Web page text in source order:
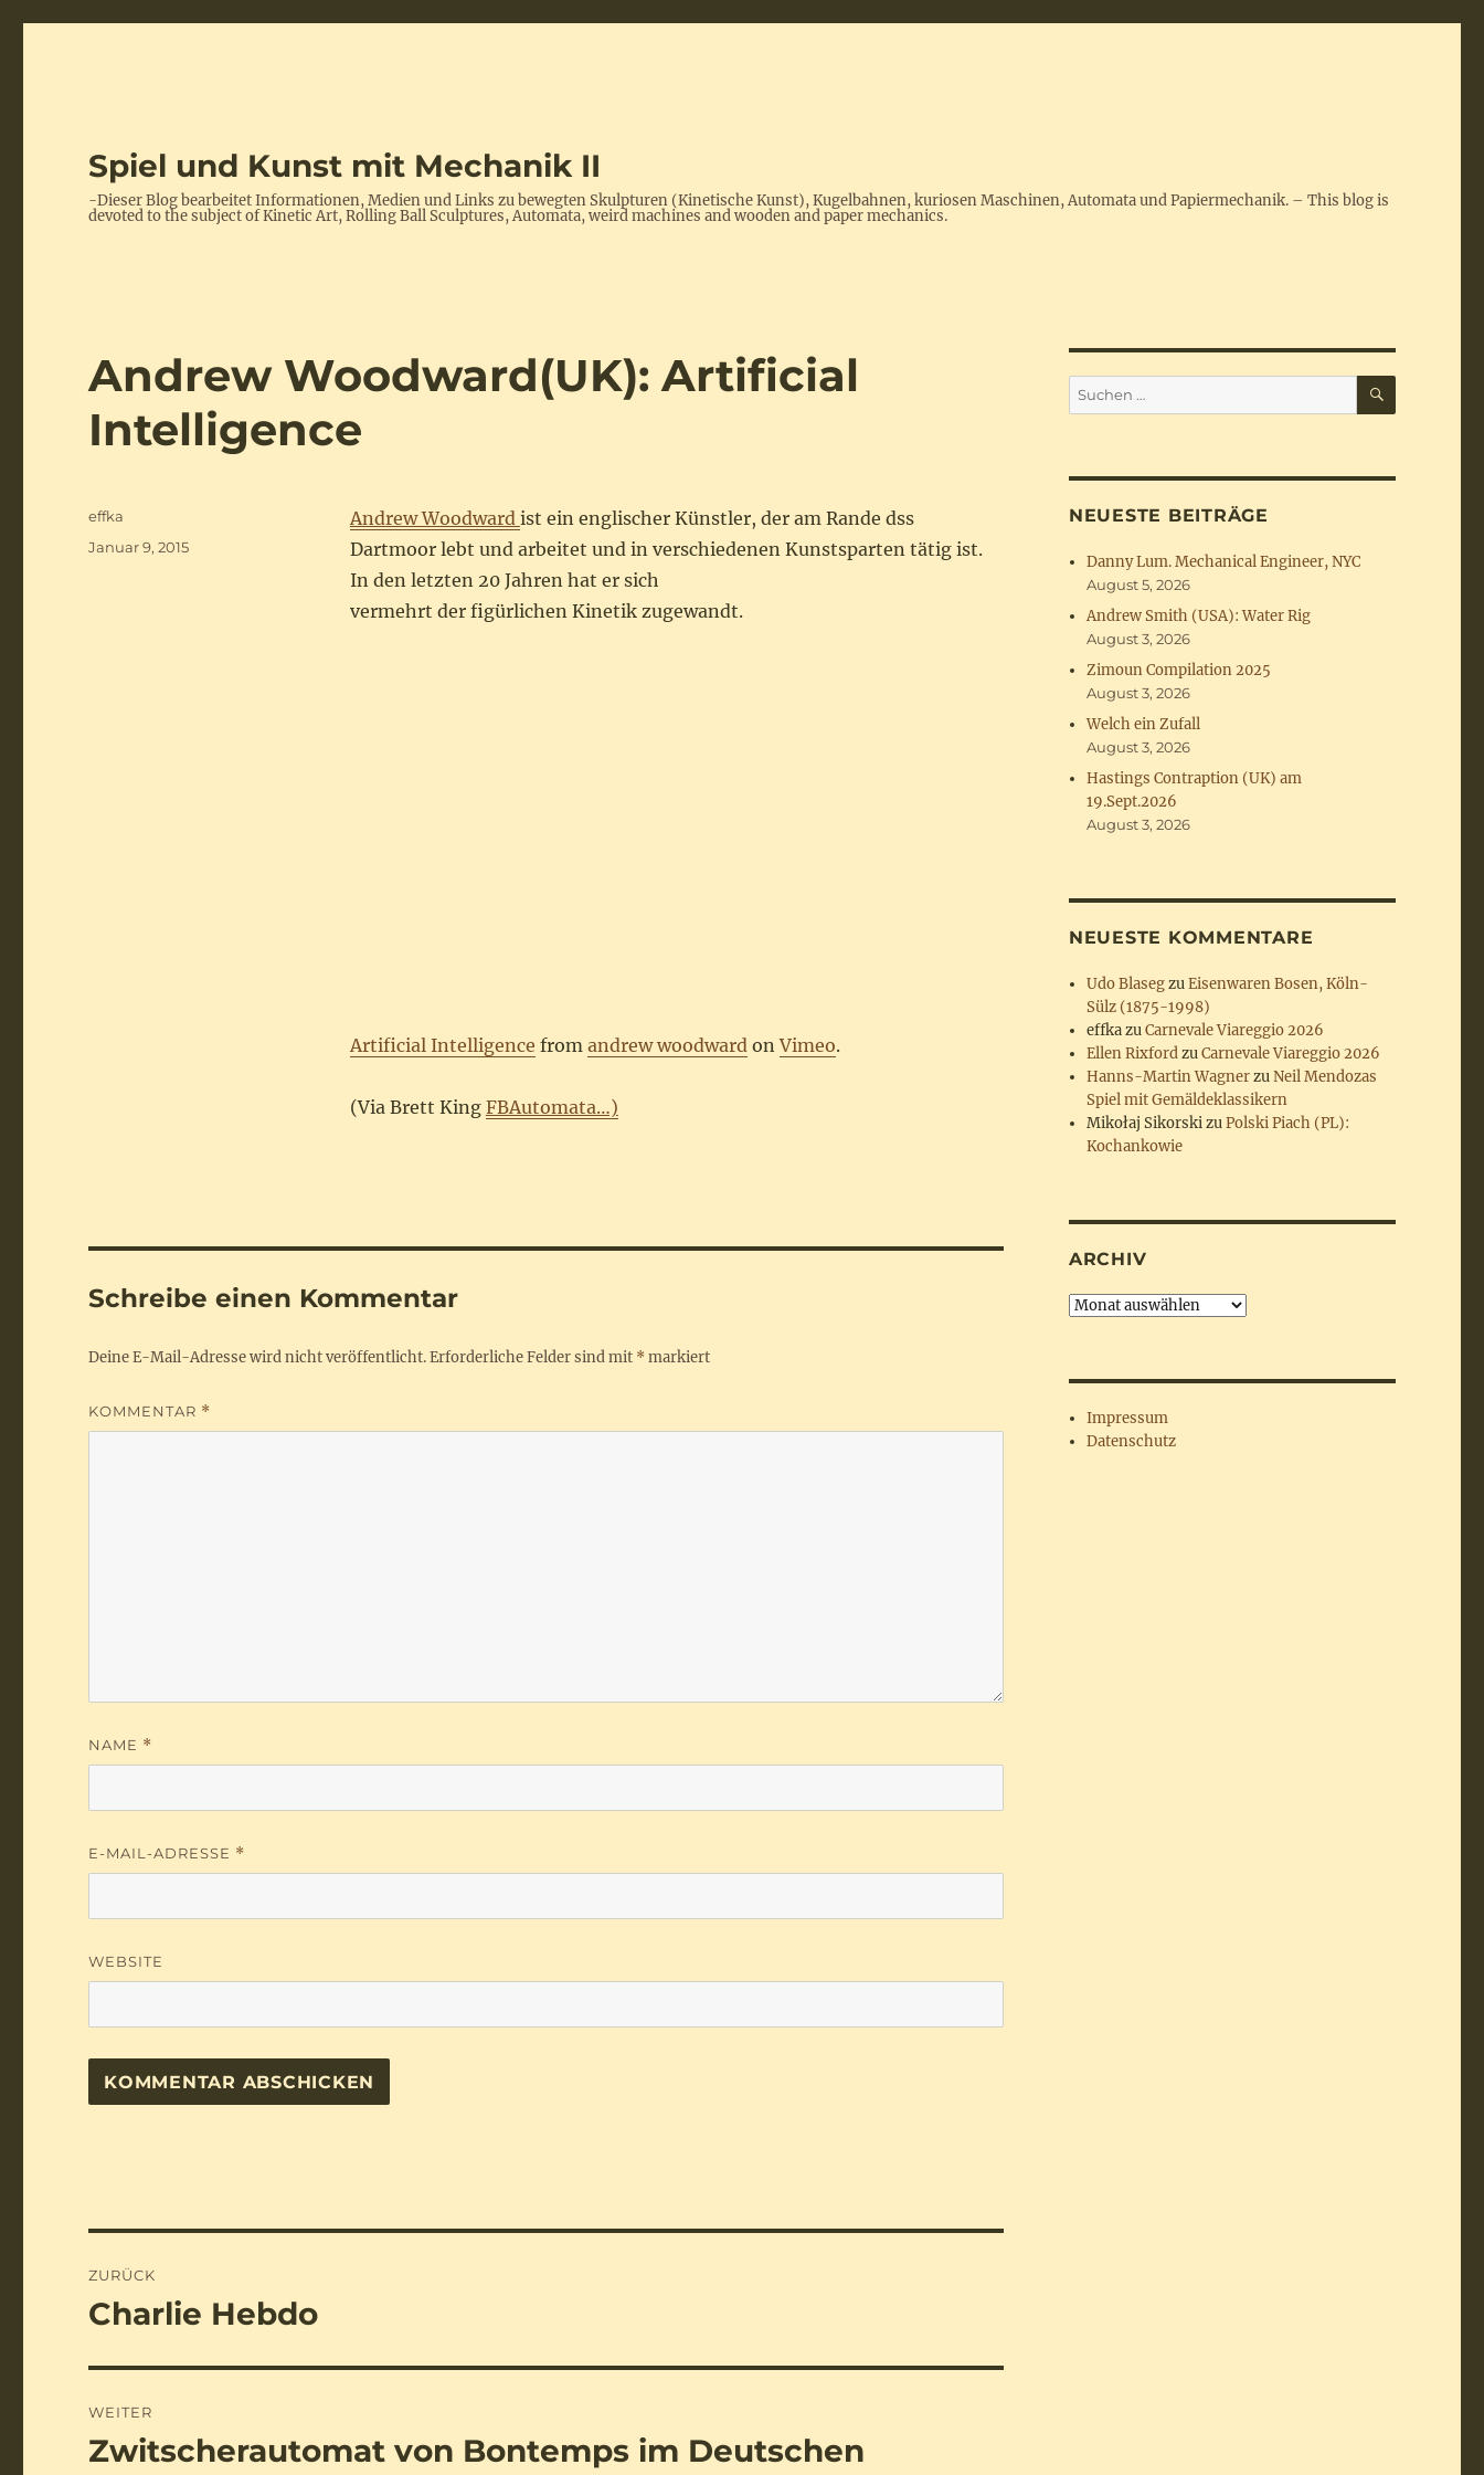
Spiel und Kunst mit Mechanik II
-Dieser Blog bearbeitet Informationen, Medien und Links zu bewegten Skulpturen (Kinetische Kunst), Kugelbahnen, kuriosen Maschinen, Automata und Papiermechanik. – This blog is
devoted to the subject of Kinetic Art, Rolling Ball Sculptures, Automata, weird machines and wooden and paper mechanics.
Andrew Woodward(UK): Artificial
Intelligence
Andrew Woodward ist ein englischer Künstler, der am Rande dss
Dartmoor lebt und arbeitet und in verschiedenen Kunstsparten tätig ist.
In den letzten 20 Jahren hat er sich
vermehrt der figürlichen Kinetik zugewandt.
Artificial Intelligence from andrew woodwardonVimeo.
(Via Brett King FBAutomata…)
Autor
effka
Veröffentlicht
Januar 9, 2015
Schreibe einen Kommentar
Deine E-Mail-Adresse wird nicht veröffentlicht.Erforderliche Felder sind mit * markiert
KOMMENTAR *
NAME *
E-MAIL-ADRESSE *
WEBSITE
ZURÜCK
Vorheriger
Charlie Hebdo
WEITER
Nächster
Zwitscherautomat von Bontemps im Deutschen
Suchen
nach:
SUCHEN
NEUESTE BEITRÄGE
Danny Lum. Mechanical Engineer, NYC
August 5, 2026
Andrew Smith (USA): Water Rig
August 3, 2026
Zimoun Compilation 2025
August 3, 2026
Welch ein Zufall
August 3, 2026
Hastings Contraption (UK) am
19.Sept.2026
August 3, 2026
NEUESTE KOMMENTARE
Udo BlasegzuEisenwaren Bosen, Köln-
Sülz (1875-1998)
effkazuCarnevale Viareggio 2026
Ellen RixfordzuCarnevale Viareggio 2026
Hanns-Martin WagnerzuNeil Mendozas
Spiel mit Gemäldeklassikern
Mikołaj SikorskizuPolski Piach (PL):
Kochankowie
ARCHIV
Archiv
Impressum
Datenschutz